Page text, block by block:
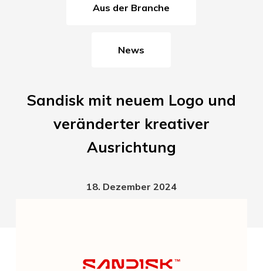
Aus der Branche
News
Sandisk mit neuem Logo und
veränderter kreativer
Ausrichtung
18. Dezember 2024